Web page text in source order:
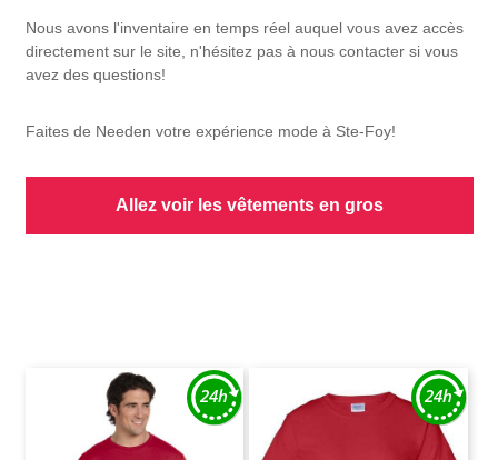
Nous avons l'inventaire en temps réel auquel vous avez accès
directement sur le site, n'hésitez pas à nous contacter si vous
avez des questions!
Faites de Needen votre expérience mode à Ste-Foy!
Allez voir les vêtements en gros